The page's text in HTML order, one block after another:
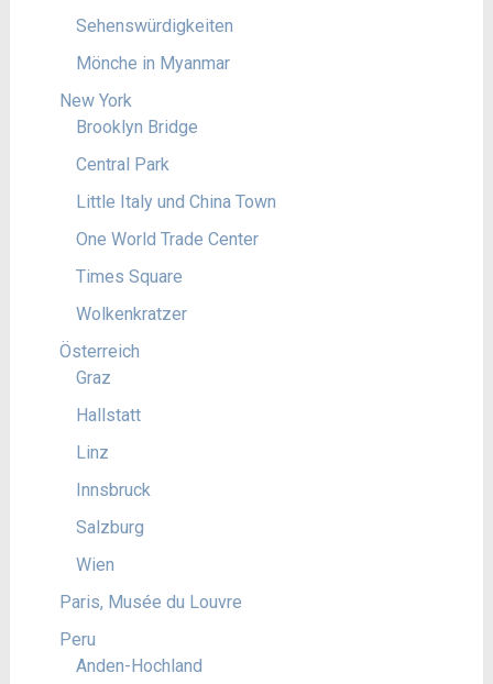
Sehenswürdigkeiten
Mönche in Myanmar
New York
Brooklyn Bridge
Central Park
Little Italy und China Town
One World Trade Center
Times Square
Wolkenkratzer
Österreich
Graz
Hallstatt
Linz
Innsbruck
Salzburg
Wien
Paris, Musée du Louvre
Peru
Anden-Hochland